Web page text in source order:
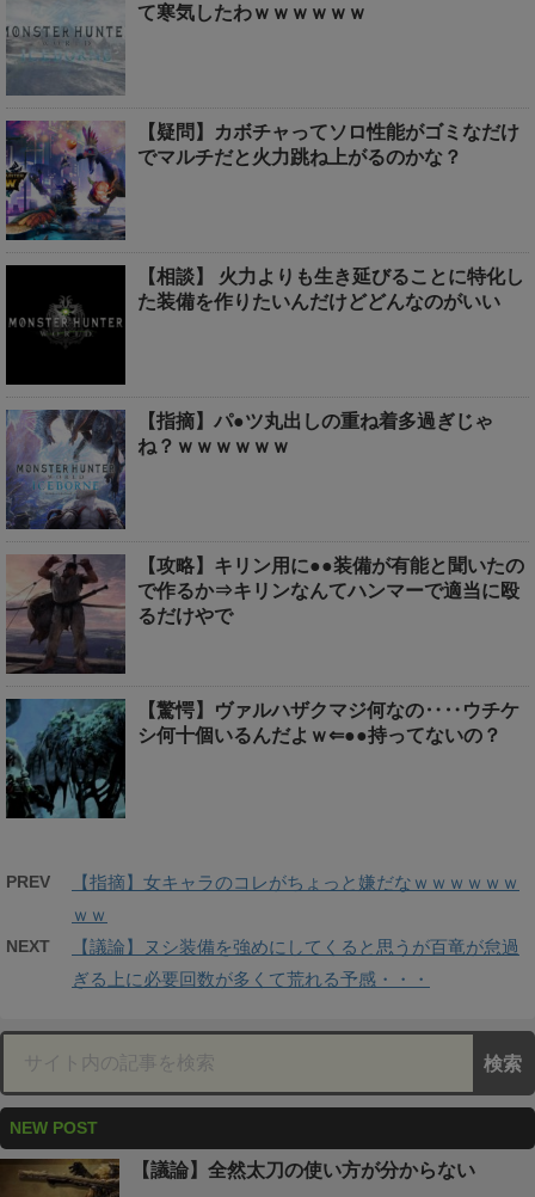
て寒気したわｗｗｗｗｗｗ
【疑問】カボチャってソロ性能がゴミなだけ
でマルチだと火力跳ね上がるのかな？
【相談】 火力よりも生き延びることに特化し
た装備を作りたいんだけどどんなのがいい
【指摘】パ●ツ丸出しの重ね着多過ぎじゃ
ね？ｗｗｗｗｗｗ
【攻略】キリン用に●●装備が有能と聞いたの
で作るか⇒キリンなんてハンマーで適当に殴
るだけやで
【驚愕】ヴァルハザクマジ何なの‥‥ウチケ
シ何十個いるんだよｗ⇐●●持ってないの？
PREV
【指摘】女キャラのコレがちょっと嫌だなｗｗｗｗｗｗ
ｗｗ
NEXT
【議論】ヌシ装備を強めにしてくると思うが百竜が怠過
ぎる上に必要回数が多くて荒れる予感・・・
NEW POST
【議論】全然太刀の使い方が分からない